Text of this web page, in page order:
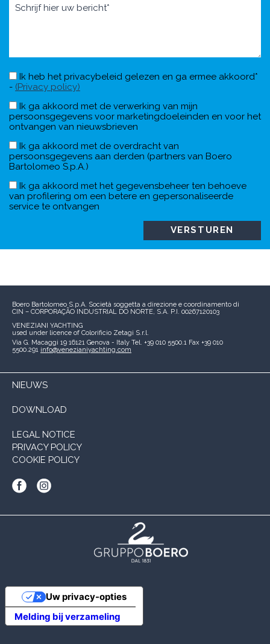
Ik heb het privacybeleid gelezen en ga ermee akkoord*
- (Privacy policy)
Ik ga akkoord met de verwerking van mijn
persoonsgegevens voor marketingdoeleinden en voor het
ontvangen van nieuwsbrieven
Ik ga akkoord met de overdracht van
persoonsgegevens aan derden (partners van Boero
Bartolomeo S.p.A.)
Ik ga akkoord met het gegevensbeheer ten behoeve
van profilering om een betere en gepersonaliseerde
service te ontvangen
Boero Bartolomeo S.p.A. Società soggetta a direzione e coordinamento di
CIN – CORPORAÇÃO INDUSTRIAL DO NORTE, S.A. P.I. 00267120103
VENEZIANI YACHTING
used under licence of Colorificio Zetagi S.r.l.
Via G. Macaggi 19 16121 Genova - Italy Tel. +39 010 5500.1 Fax +39 010
5500.291 info@venezianiyachting.com
NIEUWS
DOWNLOAD
LEGAL NOTICE
PRIVACY POLICY
COOKIE POLICY
Melding bij verzameling
Uw privacy-opties